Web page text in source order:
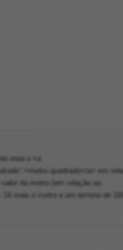
esta o <a
>metro quadrado</a> em
do metro (em relação ao
reais o metro e um terreno de